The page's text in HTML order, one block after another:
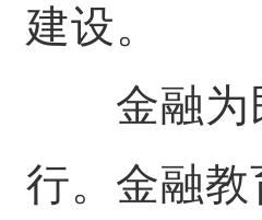
建设。
金融为
行。金融教